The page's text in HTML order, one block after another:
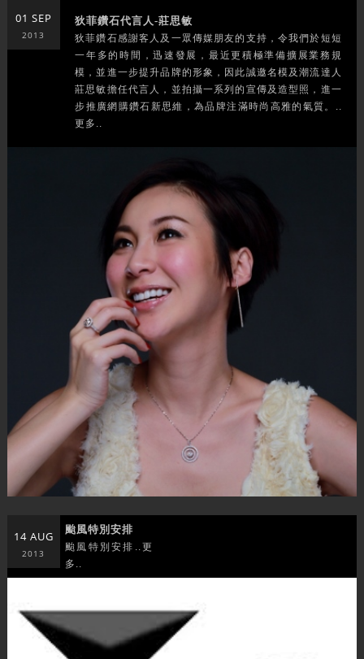
01 SEP
2013
狄菲鑽石代言人-莊思敏
狄菲鑽石感謝客人及一眾傳媒朋友的支持，令我們於短短
一年多的時間，迅速發展，最近更積極準備擴展業務規
模，並進一步提升品牌的形象，因此誠邀名模及潮流達人
莊思敏擔任代言人，並拍攝一系列的宣傳及造型照，進一
步推廣網購鑽石新思維，為品牌注滿時尚高雅的氣質。..
更多..
14 AUG
2013
颱風特別安排
颱風特別安排..更
多..